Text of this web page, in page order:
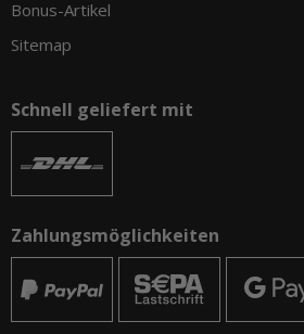
Bonus-Artikel
Sitemap
Schnell geliefert mit
Zahlungsmöglichkeiten